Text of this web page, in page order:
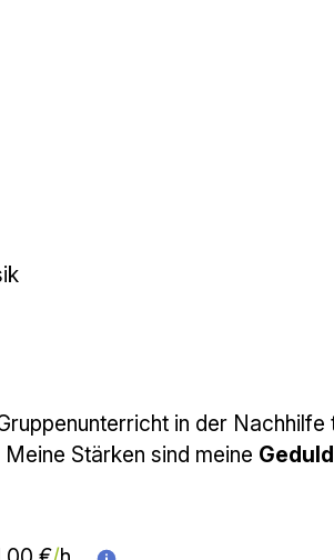
Stärken sind meine Geduld